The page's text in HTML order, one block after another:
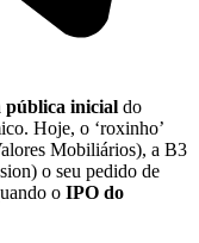
pública inicial do
Hoje, o ‘roxinho’
Mobiliários), a B3
o seu pedido de
o IPO do